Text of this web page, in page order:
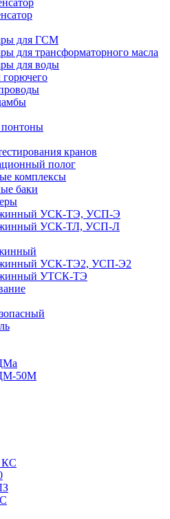
для ГСМ
для трансформаторного масла
для воды
кранов
полог
комплексы
баки
УСК-ТЭ, УСП-Э
УСК-ТЛ, УСП-Л
УСК-ТЭ2, УСП-Э2
УТСК-ТЭ
50М
КС